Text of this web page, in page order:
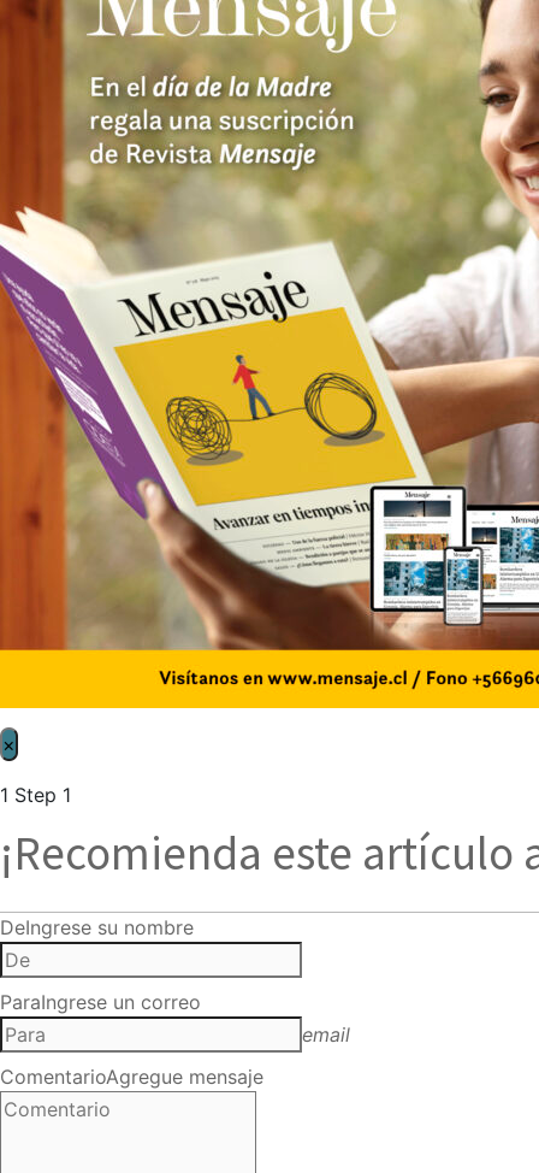
×
1 Step 1
¡Recomienda este artículo
DeIngrese su nombre
ParaIngrese un correo
email
ComentarioAgregue mensaje